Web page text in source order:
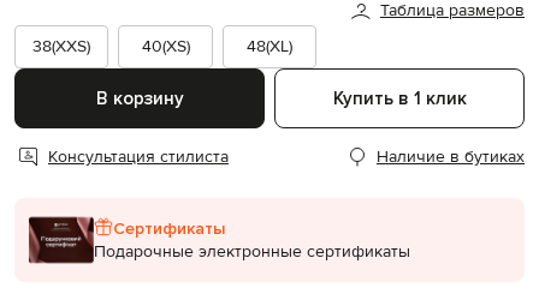
Таблица размеров
38(XXS)
40(XS) 48(XL)
В корзину Купить в 1 клик
Консультация стилиста Наличие в бутиках
Сертификаты
Подарочные электронные сертификаты